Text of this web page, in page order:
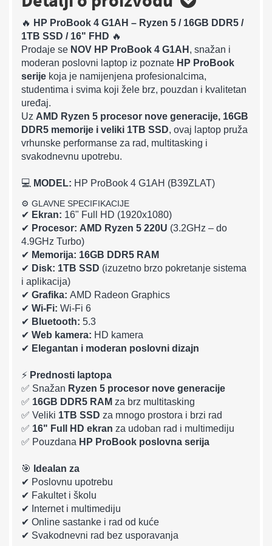
🔥 HP ProBook 4 G1AH – Ryzen 5 / 16GB DDR5 /
1TB SSD / 16" FHD 🔥
Prodaje se NOV HP ProBook 4 G1AH , snažan i
moderan poslovni laptop iz poznate HP ProBook
serije koja je namijenjena profesionalcima,
studentima i svima koji žele brz, pouzdan i kvalitetan
uređaj.
Uz AMD Ryzen 5 procesor nove generacije, 16GB
DDR5 memorije i veliki 1TB SSD, ovaj laptop pruža
vrhunske performanse za rad, multitasking i
svakodnevnu upotrebu.
💻 MODEL: HP ProBook 4 G1AH (B39ZLAT)
⚙️ GLAVNE SPECIFIKACIJE
✔ Ekran: 16" Full HD (1920x1080)
✔ Procesor: AMD Ryzen 5 220U (3.2GHz – do
4.9GHz Turbo)
✔ Memorija: 16GB DDR5 RAM
✔ Disk: 1TB SSD (izuzetno brzo pokretanje sistema
i aplikacija)
✔ Grafika: AMD Radeon Graphics
✔ Wi-Fi: Wi-Fi 6
✔ Bluetooth: 5.3
✔ Web kamera: HD kamera
✔ Elegantan i moderan poslovni dizajn
⚡ Prednosti laptopa
✅ Snažan Ryzen 5 procesor nove generacije
✅ 16GB DDR5 RAM za brz multitasking
✅ Veliki 1TB SSD za mnogo prostora i brzi rad
✅ 16" Full HD ekran za udoban rad i multimediju
✅ Pouzdana HP ProBook poslovna serija
🎯 Idealan za
✔ Poslovnu upotrebu
✔ Fakultet i školu
✔ Internet i multimediju
✔ Online sastanke i rad od kuće
✔ Svakodnevni rad bez usporavanja